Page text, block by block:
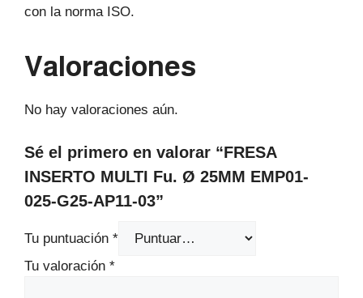
con la norma ISO.
Valoraciones
No hay valoraciones aún.
Sé el primero en valorar “FRESA
INSERTO MULTI Fu. Ø 25MM EMP01-
025-G25-AP11-03”
Tu puntuación *
Tu valoración *